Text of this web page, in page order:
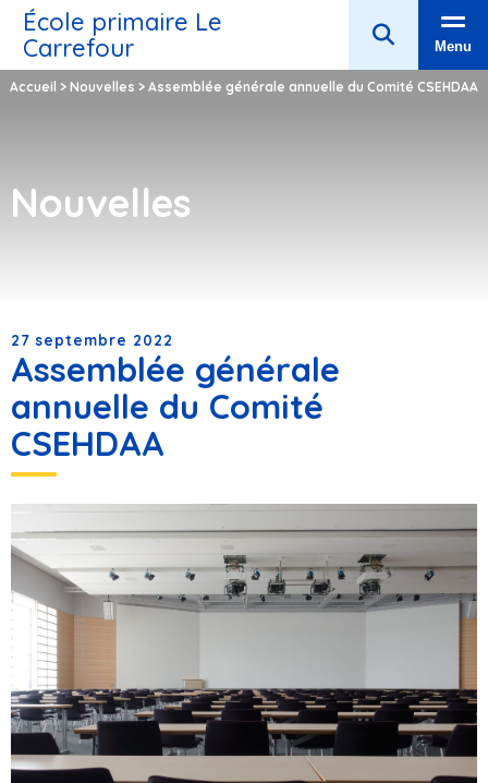
École primaire Le
Carrefour
Menu
Accueil > Nouvelles > Assemblée générale annuelle du Comité CSEHDAA
Nouvelles
27 septembre 2022
Assemblée générale
annuelle du Comité
CSEHDAA